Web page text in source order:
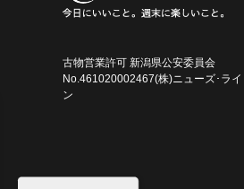
古物営業許可 新潟県公安委員会
No.461020002467(株)ニューズ･ライ
ン